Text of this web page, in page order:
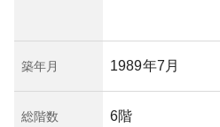
築年月 1989年7月
総階数 6階